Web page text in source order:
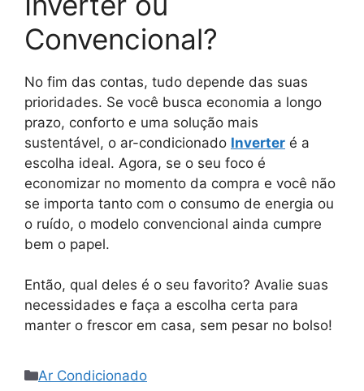
Convencional?
No fim das contas, tudo depende das suas
prioridades. Se você busca economia a longo
prazo, conforto e uma solução mais
sustentável, o ar-condicionado Inverter é a
escolha ideal. Agora, se o seu foco é
economizar no momento da compra e você não
se importa tanto com o consumo de energia ou
o ruído, o modelo convencional ainda cumpre
bem o papel.
Então, qual deles é o seu favorito? Avalie suas
necessidades e faça a escolha certa para
manter o frescor em casa, sem pesar no bolso!
Categorias
Ar Condicionado